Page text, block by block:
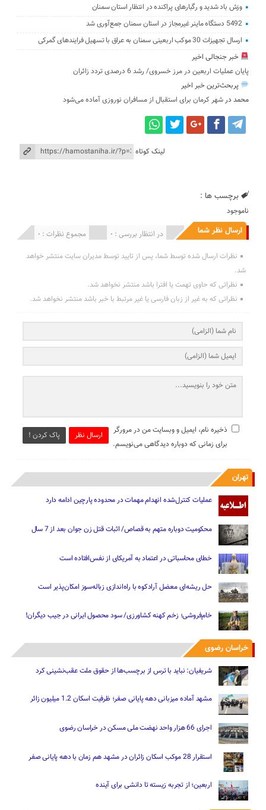
وزش باد شدید و رگبارهای پراکنده در انتظار استان سمنان
5492 دستگاه ماینر غیرمجاز در استان سمنان جمع‌آوری شد
ارسال تجهیزات 30 موکب اربعینی سمنان به عراق با تسهیل فرایندهای گمرکی
خبر جنجالی اخیر
پایان عملیات اربعین در مرز خسروی/ رشد 6 درصدی تردد زائران
پربحث‌ترین خبر اخیر
محمد درشهر کرمان برای استقبال از مسافران نوروزی آماده می‌شود
لینک کوتاه
برچسب ها :
ناموجود
ارسال نظر شما مجموع نظرات : 0 در انتظار بررسی : 0 انتشار یافته : 0
نظرات ارسال شده توسط شما، پس از تایید توسط مدیران سایت منتشر خواهد
شد.
نظراتی که حاوی تهمت یا افترا باشد منتشر نخواهد شد.
نظراتی که به غیر از زبان فارسی یا غیر مرتبط با خبر باشد منتشر نخواهد شد.
ارسال نظر پاک کردن !
ذخیره نام، ایمیل و وبسایت من در مرورگر
برای زمانی که دوباره دیدگاهی می‌نویسم.
تهران
عملیات کنترل‌شده انهدام مهمات در محدوده پارچین ادامه دارد
محکومیت دوباره متهم به قصاص/ اثبات قتل زن جوان بعد از 7 سال
خطای محاسباتی در اعتماد به آمریکای از نفس‌افتاده است
حل ریشه‌ای معضل آرادکوه با راه‌اندازی زباله‌سوز امکان‌پذیر است
خام‌فروشی؛ زخم کهنه کشاورزی/ سود محصول ایرانی در جیب دیگران!
خراسان رضوی
شریفیان: نباید با ترس از برچسب‌ها از حقوق ملت عقب‌نشینی کرد
مشهد آماده میزبانی دهه پایانی صفر؛ ظرفیت اسکان 1.2 میلیون زائر
اجرای 66 هزار واحد نهضت ملی مسکن در خراسان رضوی
استقرار 28 موکب اسکان زائران در مشهد هم زمان با دهه پایانی صفر
اربعین؛ از تجربه زیسته تا دانشی برای آینده